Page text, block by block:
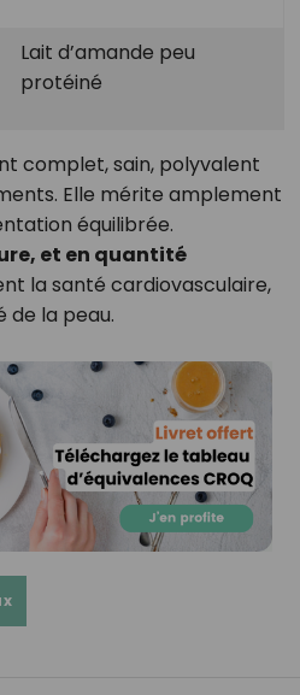
Lait d’amande peu
protéiné
complet, sain, polyvalent
Elle mérite amplement
équilibrée.
et en quantité
la santé cardiovasculaire,
de la peau.